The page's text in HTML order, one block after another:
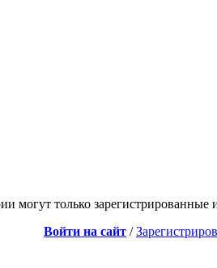
могут только зарегистрированные
Войти на сайт /